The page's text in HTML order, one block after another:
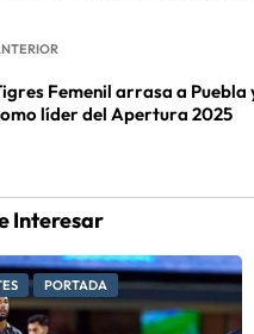
Femenil arrasa a Puebla
líder del Apertura 2025
Interesar
PORTADA